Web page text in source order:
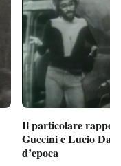
Il particolare
Guccini e Lucio
d’epoca